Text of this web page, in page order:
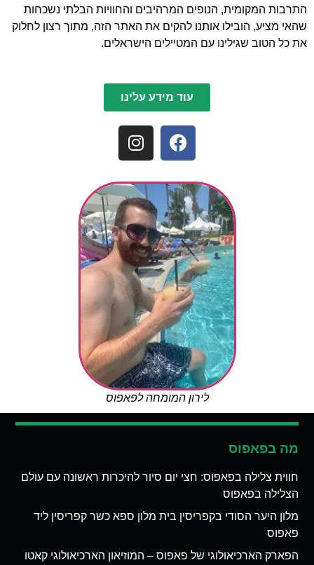
התרבות המקומית, הנופים המרהיבים והחוויות הבלתי נשכחות
שהאי מציע, הובילו אותנו להקים את האתר הזה, מתוך רצון לחלוק
את כל הטוב שגילינו עם המטיילים הישראלים.
עוד מידע עלינו
לירון המומחה לפאפוס
מה בפאפוס
חווית צלילה בפאפוס: חצי יום סיור להיכרות ראשונה עם עולם
הצלילה בפאפוס
מלון היער הסודי בקפריסין בית מלון ספא כשר קפריסין ליד
פאפוס
הפארק הארכיאולוגי של פאפוס – המוזיאון הארכיאולוגי קאטו